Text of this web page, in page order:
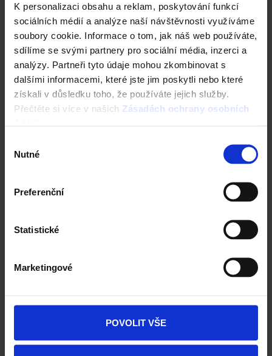
K personalizaci obsahu a reklam, poskytování funkcí
sociálních médií a analýze naší návštěvnosti využíváme
soubory cookie. Informace o tom, jak náš web používáte,
sdílíme se svými partnery pro sociální média, inzerci a
analýzy. Partneři tyto údaje mohou zkombinovat s
dalšími informacemi, které jste jim poskytli nebo které
získali v důsledku toho, že používáte jejich služby.
Přečtěte si více v našich Zásadách ochrany osobních
souhlasu
Nutné
Preferenční
Statistické
Marketingové
POVOLIT VŠE
Fasáda Terca
Technická podpora
Specialista prodeje